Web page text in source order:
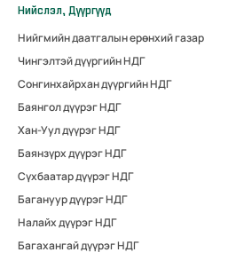
Нийслэл, Дүүргүүд
Нийгмийн даатгалын ерөнхий газар
Чингэлтэй дүүргийн НДГ
Сонгинхайрхан дүүргийн НДГ
Баянгол дүүрэг НДГ
Хан-Уул дүүрэг НДГ
Баянзүрх дүүрэг НДГ
Сүхбаатар дүүрэг НДГ
Багануур дүүрэг НДГ
Налайх дүүрэг НДГ
Багахангай дүүрэг НДГ